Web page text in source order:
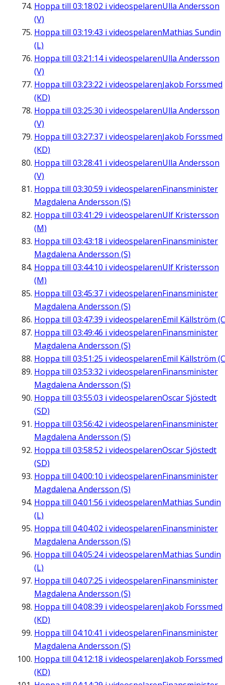
Hoppa till 03:18:02 i videospelarenUlla Andersson
(V)
Hoppa till 03:19:43 i videospelarenMathias Sundin
(L)
Hoppa till 03:21:14i videospelarenUlla Andersson
(V)
Hoppa till 03:23:22 i videospelarenJakob Forssmed
(KD)
Hoppa till 03:25:30 i videospelarenUlla Andersson
(V)
Hoppa till 03:27:37 i videospelarenJakob Forssmed
(KD)
Hoppa till 03:28:41 i videospelarenUlla Andersson
(V)
Hoppa till 03:30:59 i videospelarenFinansminister
Magdalena Andersson (S)
Hoppa till 03:41:29 i videospelarenUlf Kristersson
(M)
Hoppa till 03:43:18 i videospelarenFinansminister
Magdalena Andersson (S)
Hoppa till 03:44:10 i videospelarenUlf Kristersson
(M)
Hoppa till 03:45:37 i videospelarenFinansminister
Magdalena Andersson (S)
Hoppa till 03:47:39 i videospelarenEmil Källström
Hoppa till 03:49:46 i videospelarenFinansminister
Magdalena Andersson (S)
Hoppa till 03:51:25 i videospelarenEmil Källström
Hoppa till 03:53:32 i videospelarenFinansminister
Magdalena Andersson (S)
Hoppa till 03:55:03 i videospelarenOscar Sjöstedt
(SD)
Hoppa till 03:56:42 i videospelarenFinansminister
Magdalena Andersson (S)
Hoppa till 03:58:52 i videospelarenOscar Sjöstedt
(SD)
Hoppa till 04:00:10 i videospelarenFinansminister
Magdalena Andersson (S)
Hoppa till 04:01:56 i videospelarenMathias Sundin
(L)
Hoppa till 04:04:02 i videospelarenFinansminister
Magdalena Andersson (S)
Hoppa till 04:05:24i videospelarenMathias Sundin
(L)
Hoppa till 04:07:25 i videospelarenFinansminister
Magdalena Andersson (S)
Hoppa till 04:08:39 i videospelarenJakob Forssmed
(KD)
Hoppa till 04:10:41 i videospelarenFinansminister
Magdalena Andersson (S)
Hoppa till 04:12:18 i videospelarenJakob Forssmed
(KD)